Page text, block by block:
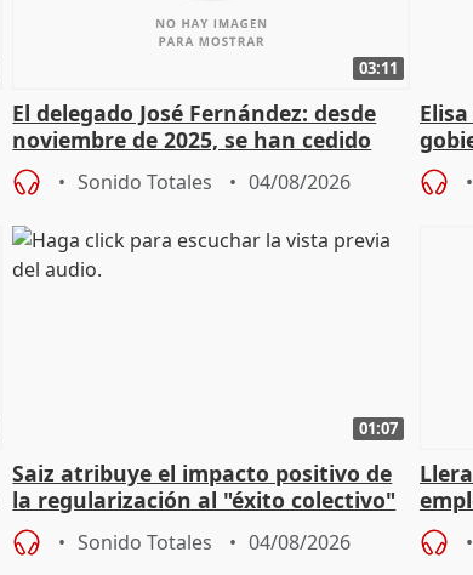
03:11
El delegado José Fernández: desde
noviembre de 2025, se han cedido
9.810 ayudas por nacimiento
Sonido Totales 04/08/2026
de
01:07
Saiz atribuye el impacto positivo de
la regularización al "éxito colectivo"
del Gobierno
Sonido Totales 04/08/2026